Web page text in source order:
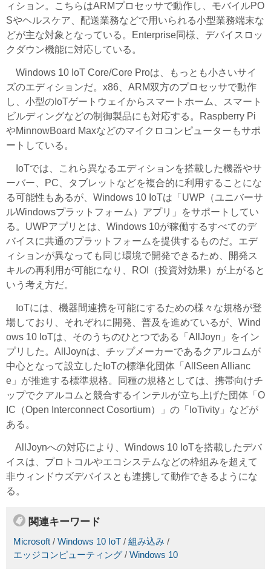
ィション。こちらはARMプロセッサで動作し、モバイルPO
Sやヘルスケア、配送業務などで用いられる小型業務端末な
どが主な対象となっている。Enterprise同様、デバイスロッ
クダウン機能に対応している。
Windows 10 IoT Core/Core Proは、もっとも小さいサイ
ズのエディションだ。x86、ARM双方のプロセッサで動作
し、小型のIoTゲートウェイからスマートホーム、スマート
ビルディングなどの制御製品にも対応する。Raspberry Pi
やMinnowBoard Maxなどのマイクロコンピューターもサポ
ートしている。
IoTでは、これら異なるエディションを搭載した機器やサ
ーバー、PC、タブレットなどを複合的に利用することにな
る可能性もあるが、Windows 10 IoTは「UWP（ユニバーサ
ルWindowsプラットフォーム）アプリ」をサポートしてい
る。UWPアプリとは、Windows 10が稼働するすべてのデ
バイスに共通のプラットフォームを提供するものだ。エデ
ィションが異なっても同じ環境で開発できるため、開発ス
キルの再利用が可能になり、ROI（投資対効果）が上がると
いう考え方だ。
IoTには、機器間連携を可能にするための様々な規格が登
場しており、それぞれに開発、普及を進めているが、Wind
ows 10 IoTは、そのうちのひとつである「AllJoyn」をイン
プリした。AllJoynは、チップメーカーであるクアルコムが
中心となって設立したIoTの標準化団体「AllSeen Allianc
e」が推進する標準規格。同種の規格としては、携帯向けチ
ップでクアルコムと競合するインテルが立ち上げた団体「O
IC（Open Interconnect Cosortium）」の「IoTivity」などが
ある。
AllJoynへの対応により、Windows 10 IoTを搭載したデバ
イスは、プロトコルやエコシステムなどの枠組みを超えて
非ウィンドウズデバイスとも連携して動作できるようにな
る。
関連キーワード
Microsoft / Windows 10 IoT / 組み込み /
エッジコンピューティング / Windows 10